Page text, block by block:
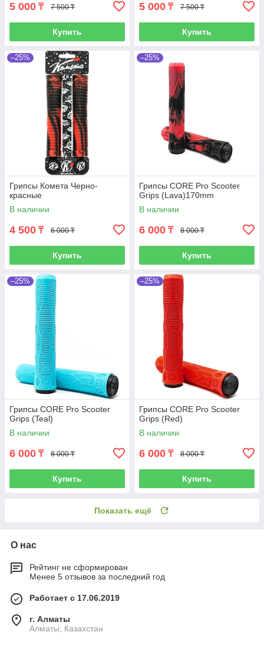
5 000 ₸ 7 500 ₸
Купить
5 000 ₸ 7 500 ₸
Купить
–25%
Грипсы Комета Черно-
красные
В наличии
4 500 ₸ 6 000 ₸
Купить
–25%
Грипсы CORE Pro Scooter
Grips (Lava)170mm
В наличии
6 000 ₸ 8 000 ₸
Купить
–25%
Грипсы CORE Pro Scooter
Grips (Teal)
В наличии
6 000 ₸ 8 000 ₸
Купить
–25%
Грипсы CORE Pro Scooter
Grips (Red)
В наличии
6 000 ₸ 8 000 ₸
Купить
Показать ещё
О нас
Рейтинг не сформирован
Менее 5 отзывов за последний год
Работает с 17.06.2019
г. Алматы
Алматы, Казахстан